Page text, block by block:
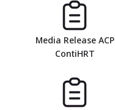
Media Release ACP
ContiHRT